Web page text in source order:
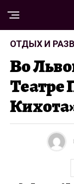
ОТДЫХ И
Во
Театре